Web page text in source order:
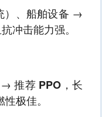
★★★★
）、船舶设备 →
冲击能力强。
→ 推荐 PPO ，长
极佳。